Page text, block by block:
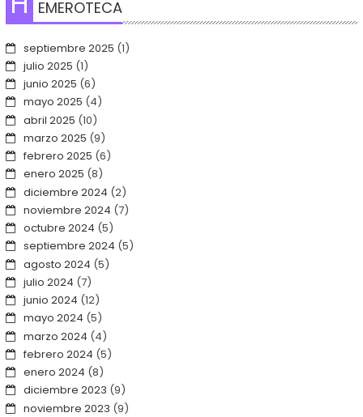
EMEROTECA
septiembre 2025 (1)
julio 2025 (1)
junio 2025 (6)
mayo 2025 (4)
abril 2025 (10)
marzo 2025 (9)
febrero 2025 (6)
enero 2025 (8)
diciembre 2024 (2)
noviembre 2024 (7)
octubre 2024 (5)
septiembre 2024 (5)
agosto 2024 (5)
julio 2024 (7)
junio 2024 (12)
mayo 2024 (5)
marzo 2024 (4)
febrero 2024 (5)
enero 2024 (8)
diciembre 2023 (9)
noviembre 2023 (9)